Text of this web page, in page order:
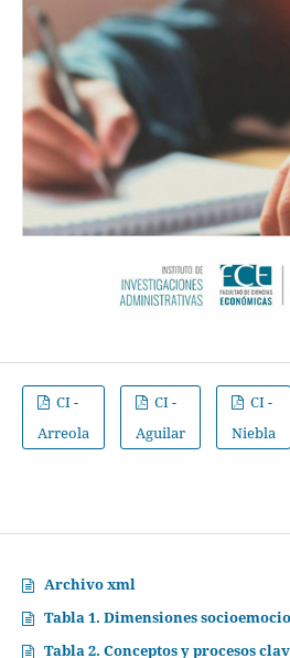
CI -
Arreola
CI -
Aguilar
CI -
Niebla
Archivo xml
Tabla 1. Dimensiones
Tabla 2. Conceptos y procesos